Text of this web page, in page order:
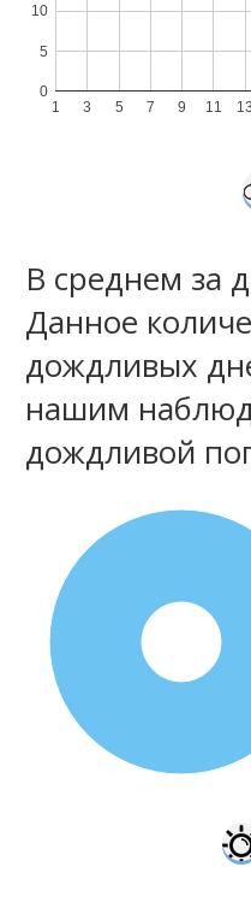
1 3 5 7 9 11
0
5
10
В среднем за
Данное
дождливых
нашим
дождливой